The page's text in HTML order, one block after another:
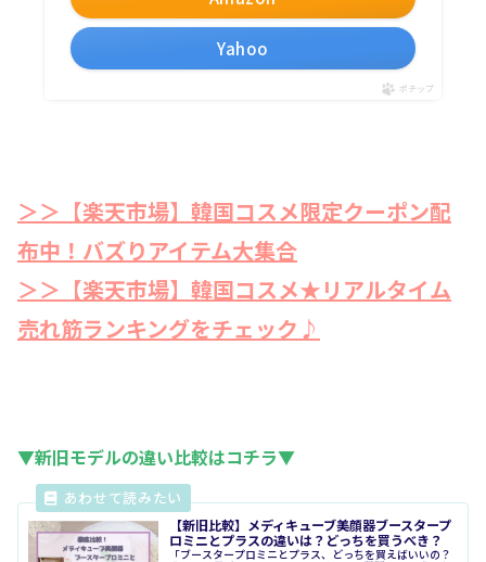
Yahoo
ポチップ
＞＞【楽天市場】韓国コスメ限定クーポン配
布中！ バズりアイテム大集合
＞＞【楽天市場】韓国コスメ★リアルタイム
売れ筋ランキングをチェック♪
▼新旧モデルの違い比較はコチラ▼
【新旧比較】メディキューブ美顔器ブースタープ
ロミニとプラスの違いは？どっちを買うべき？
「ブースタープロミニとプラス、どっちを買えばいいの？